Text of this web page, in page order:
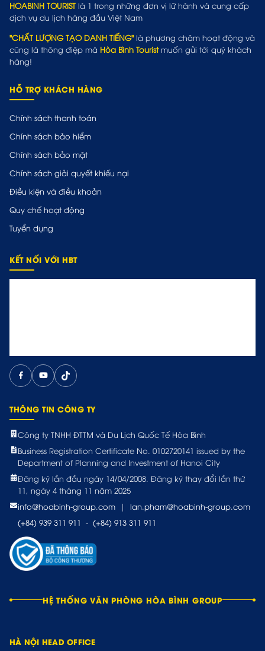
HOABINH TOURIST là 1 trong những đơn vị lữ hành và cung cấp
dịch vụ du lịch hàng đầu Việt Nam
"CHẤT LƯỢNG TẠO DANH TIẾNG" là phương châm hoạt động và
cũng là thông điệp mà Hòa Bình Touristmuốn gửi tới quý khách
hàng!
HỖ TRỢ KHÁCH HÀNG
Chính sách thanh toán
Chính sách bảo hiểm
Chính sách bảo mật
Chính sách giải quyết khiếu nại
Điều kiện và điều khoản
Quy chế hoạt động
Tuyển dụng
KẾT NỐI VỚI HBT
THÔNG TIN CÔNG TY
Công ty TNHH ĐTTM và Du Lịch Quốc Tế Hòa Bình
Business Registration Certificate No. 0102720141 issued by the
Department of Planning and Investment of Hanoi City
Đăng ký lần đầu ngày 14/04/2008. Đăng ký thay đổi lần thứ
11, ngày 4 tháng 11 năm 2025
info@hoabinh-group.com
|
lan.pham@hoabinh-group.com
(+84) 939 311 911 - (+84) 913 311 911
HỆ THỐNG VĂN PHÒNG HÒA BÌNH GROUP
HÀ NỘI HEAD OFFICE